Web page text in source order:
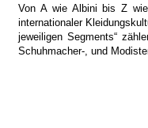
Von A wie Albini bis Z
internationaler
jeweiligen Segments“
Schuhmacher-, und